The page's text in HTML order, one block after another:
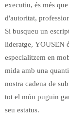
executiu, és més
d'autoritat,
Si busqueu un
lideratge, YOUSEN
especialitzem en
mida amb una
nostra cadena de
tot el món puguin
seu estatus.